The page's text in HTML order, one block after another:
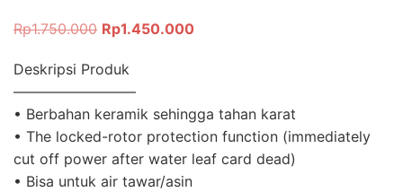
Rp1.750.000 Rp1.450.000
Deskripsi Produk
————————–
• Berbahan keramik sehingga tahan karat
• The locked-rotor protection function (immediately
cut off power after water leaf card dead)
• Bisa untuk air tawar/asin